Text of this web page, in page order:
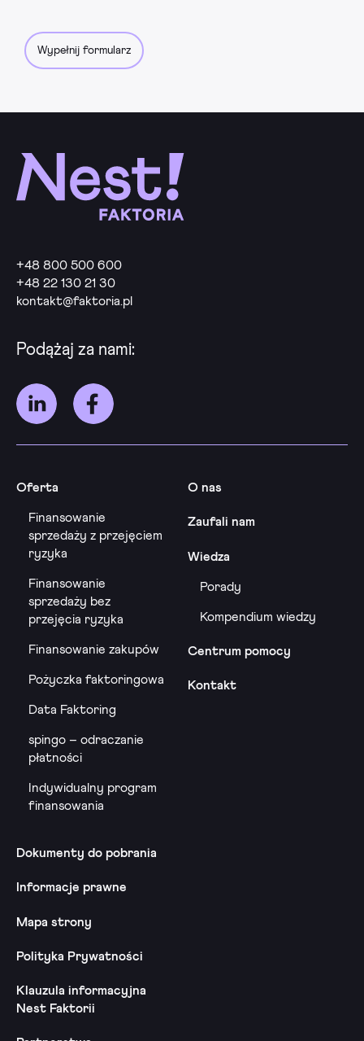
Wypełnij formularz
+48 800 500 600
+48 22 130 21 30
kontakt@faktoria.pl
Podążaj za nami:
Oferta
Finansowanie
sprzedaży z przejęciem
ryzyka
Finansowanie
sprzedaży bez
przejęcia ryzyka
Finansowanie zakupów
Pożyczka faktoringowa
Data Faktoring
spingo – odraczanie
płatności
Indywidualny program
finansowania
O nas
Zaufali nam
Wiedza
Porady
Kompendium wiedzy
Centrum pomocy
Kontakt
Dokumenty do pobrania
Informacje prawne
Mapa strony
Polityka Prywatności
Klauzula informacyjna
Nest Faktorii